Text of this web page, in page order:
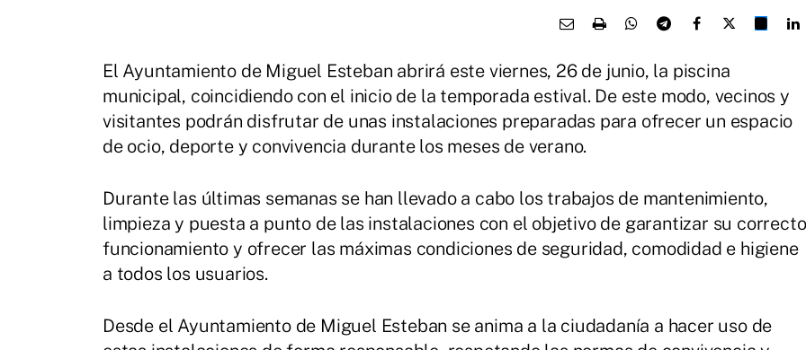
El Ayuntamiento de Miguel Esteban abrirá este viernes, 26 de junio, la piscina
municipal, coincidiendo con el inicio de la temporada estival. De este modo, vecinos y
visitantes podrán disfrutar de unas instalaciones preparadas para ofrecer un espacio
de ocio, deporte y convivencia durante los meses de verano.
Durante las últimas semanas se han llevado a cabo los trabajos de mantenimiento,
limpieza y puesta a punto de las instalaciones con el objetivo de garantizar su correcto
funcionamiento y ofrecer las máximas condiciones de seguridad, comodidad e higiene
a todos los usuarios.
Desde el Ayuntamiento de Miguel Esteban se anima a la ciudadanía a hacer uso de